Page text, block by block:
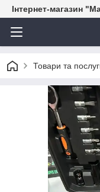
Інтернет-магазин
Товари та